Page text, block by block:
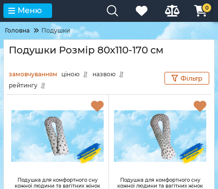
Меню 0
Головна Подушки
Подушки Розмір 80х110-170 см
замовчуванням ціною
назвою
рейтингу
Фільтр
Подушка для комфортного сну
кожної людини та вагітних жінок
Подушка для комфортного сну
кожної людини та вагітних жінок